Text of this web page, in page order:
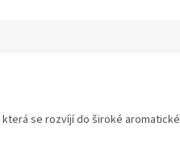
se rozvíjí do široké aromatické